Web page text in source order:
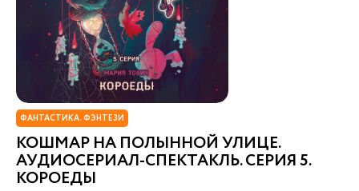
ФАНТАСТИКА. ФЭНТЕЗИ
КОШМАР НА ПОЛЫННОЙ УЛИЦЕ.
АУДИОСЕРИАЛ-СПЕКТАКЛЬ. СЕРИЯ 5.
КОРОЕДЫ